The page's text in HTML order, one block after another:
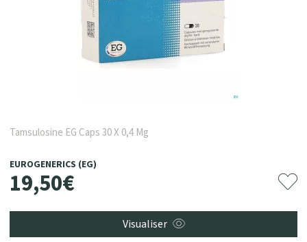
Tamsulosine EG Caps 30 X 0,4 Mg
EUROGENERICS (EG)
19,50€
Visualiser